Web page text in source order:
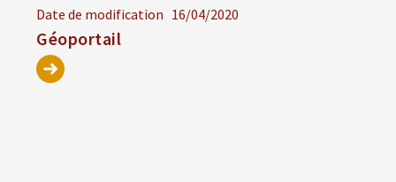
Date de modification 16/04/2020
Géoportail